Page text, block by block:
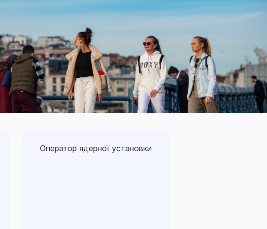
Оператор ядерної установки